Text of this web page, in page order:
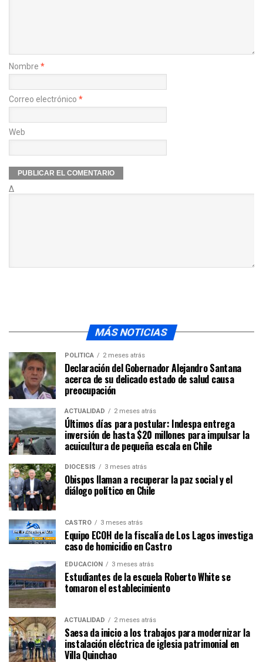
Nombre *
Correo electrónico *
Web
Δ
MÁS NOTICIAS
POLÍTICA 2 meses atrás
Declaración del Gobernador Alejandro Santana
acerca de su delicado estado de salud causa
preocupación
ACTUALIDAD 2 meses atrás
Últimos días para postular: Indespa entrega
inversión de hasta $20 millones para impulsar la
acuicultura de pequeña escala en Chile
DIÓCESIS 3 meses atrás
Obispos llaman a recuperar la paz social y el
diálogo político en Chile
CASTRO 3 meses atrás
Equipo ECOH de la fiscalía de Los Lagos investiga
caso de homicidio en Castro
EDUCACIÓN 3 meses atrás
Estudiantes de la escuela Roberto White se
tomaron el establecimiento
ACTUALIDAD 2 meses atrás
Saesa da inicio a los trabajos para modernizar la
instalación eléctrica de iglesia patrimonial en
Villa Quinchao